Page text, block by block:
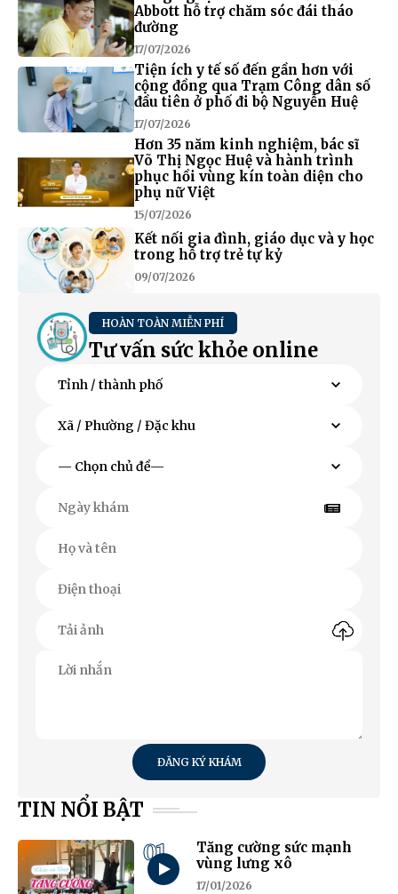
Abbott hỗ trợ chăm sóc đái tháo
đường
17/07/2026
Tiện ích y tế số đến gần hơn với
cộng đồng qua Trạm Công dân số
đầu tiên ở phố đi bộ Nguyễn Huệ
17/07/2026
Hơn 35 năm kinh nghiệm, bác sĩ
Võ Thị Ngọc Huệ và hành trình
phục hồi vùng kín toàn diện cho
phụ nữ Việt
15/07/2026
Kết nối gia đình, giáo dục và y học
trong hỗ trợ trẻ tự kỷ
09/07/2026
HOÀN TOÀN MIỄN PHÍ
Tư vấn sức khỏe online
ĐĂNG KÝ KHÁM
TIN NỔI BẬT
01
Tăng cường sức mạnh
vùng lưng xô
17/01/2026